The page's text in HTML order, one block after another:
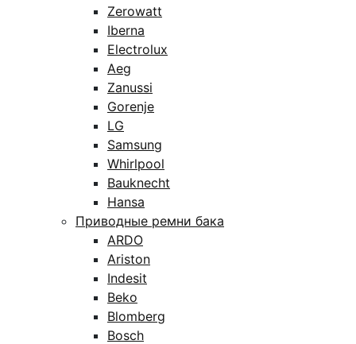
Zerowatt
Iberna
Electrolux
Aeg
Zanussi
Gorenje
LG
Samsung
Whirlpool
Bauknecht
Hansa
Приводные ремни бака
ARDO
Ariston
Indesit
Beko
Blomberg
Bosch